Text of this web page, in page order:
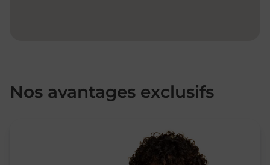
Nos avantages exclusifs